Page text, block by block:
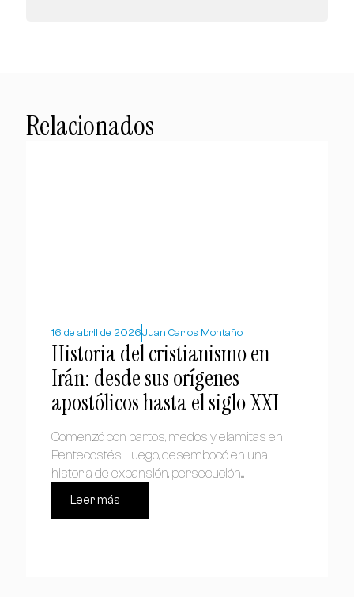
Relacionados
16 de abril de 2026Juan Carlos Montaño
Historia del cristianismo en
Irán: desde sus orígenes
apostólicos hasta el siglo XXI
Comenzó con partos, medos y elamitas en
Pentecostés. Luego, desembocó en una
historia de expansión, persecución,...
Leer más